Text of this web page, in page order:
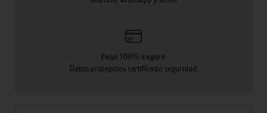
Pago 100% seguro
Datos protegidos certificado seguridad